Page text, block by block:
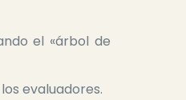
el «árbol de
evaluadores.